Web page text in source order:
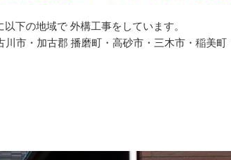
以下の地域で 外構工事をしています。
川市・加古郡 播磨町・高砂市・三木市・稲美町